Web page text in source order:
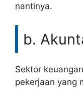
nantinya.
b.
Sektor
pekerjaan yang